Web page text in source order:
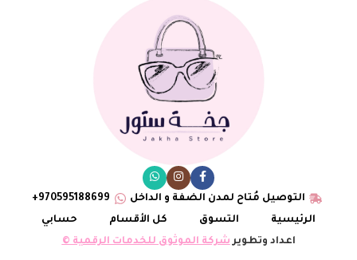
التوصيل مُتاح لمدن الضفة و الداخل
970595188699+
الرئيسية
التسوق كل الأقسام
حسابي
اعداد وتطويرشركة الموثوق للخدمات الرقمية ©